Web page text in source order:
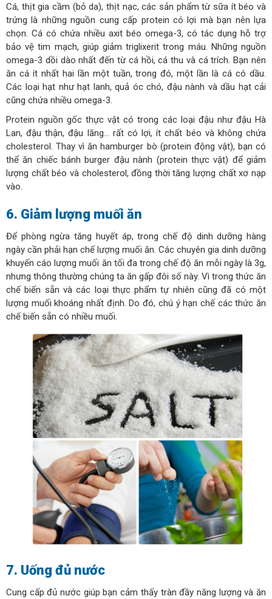
Cá, thịt gia cầm (bỏ da), thịt nạc, các sản phẩm từ sữa ít béo và
trứng là những nguồn cung cấp protein có lợi mà bạn nên lựa
chọn. Cá có chứa nhiều axit béo omega-3, có tác dụng hỗ trợ
bảo vệ tim mạch, giúp giảm triglixerit trong máu. Những nguồn
omega-3 dồi dào nhất đến từ cá hồi, cá thu và cá trích. Bạn nên
ăn cá ít nhất hai lần một tuần, trong đó, một lần là cá có dầu.
Các loại hạt như hạt lanh, quả óc chó, đậu nành và dầu hạt cải
cũng chứa nhiều omega-3.
Protein nguồn gốc thực vật có trong các loại đậu như đậu Hà
Lan, đậu thận, đậu lăng… rất có lợi, ít chất béo và không chứa
cholesterol. Thay vì ăn hamburger bò (protein động vật), bạn có
thể ăn chiếc bánh burger đậu nành (protein thực vật) để giảm
lượng chất béo và cholesterol, đồng thời tăng lượng chất xơ nạp
vào.
6. Giảm lượng muối ăn
Để phòng ngừa tăng huyết áp, trong chế độ dinh dưỡng hàng
ngày cần phải hạn chế lượng muối ăn. Các chuyên gia dinh dưỡng
khuyến cáo lượng muối ăn tối đa trong chế độ ăn mỗi ngày là 3g,
nhưng thông thường chúng ta ăn gấp đôi số này. Vì trong thức ăn
chế biến sẵn và các loại thực phẩm tự nhiên cũng đã có một
lượng muối khoáng nhất định. Do đó, chú ý hạn chế các thức ăn
chế biến sẵn có nhiều muối.
7. Uống đủ nước
Cung cấp đủ nước giúp bạn cảm thấy tràn đầy năng lượng và ăn